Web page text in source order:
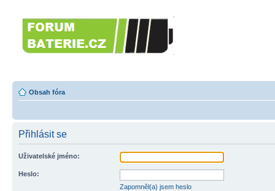
Obsah fóra
Přihlásit se
Uživatelské jméno:
Heslo:
Zapomněl(a) jsem heslo